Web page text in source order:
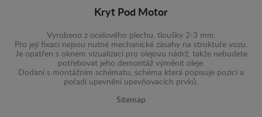
Kryt Pod Motor
Vyrobeno z ocelového plechu, tloušky 2-3 mm.
Pro její fixaci nejsou nutné mechanické zásahy na struktuře vozu.
Je opatřen s oknem vizualizací pro olejovu nádrž, takže nebudete
potřebovat jeho demontáž výměnit oleje.
Dodaní s montážním schématu, schéma která popisuje pozici a
pořadí upevnění upevňovacích prvků.
Sitemap